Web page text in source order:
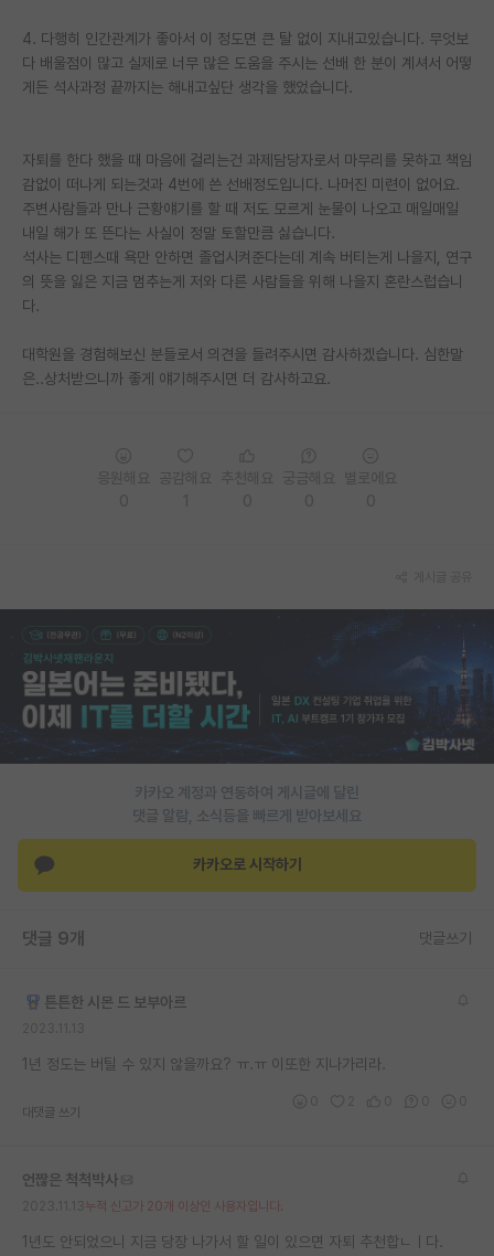
학술 정보 게시판
홍보 게시판
유학교육
이벤트
반도체 아카데미
재팬라운지 🌸
4. 다행히 인간관계가 좋아서 이 정도면 큰 탈 없이 지내고있습니다. 무엇보
다 배울점이 많고 실제로 너무 많은 도움을 주시는 선배 한 분이 계셔서 어떻
게든 석사과정 끝까지는 해내고싶단 생각을 했었습니다.
자퇴를 한다 했을 때 마음에 걸리는건 과제담당자로서 마무리를 못하고 책임
감없이 떠나게 되는것과 4번에 쓴 선배정도입니다. 나머진 미련이 없어요.
주변사람들과 만나 근황얘기를 할 때 저도 모르게 눈물이 나오고 매일매일
내일 해가 또 뜬다는 사실이 정말 토할만큼 싫습니다.
석사는 디펜스때 욕만 안하면 졸업시켜준다는데 계속 버티는게 나을지, 연구
의 뜻을 잃은 지금 멈추는게 저와 다른 사람들을 위해 나을지 혼란스럽습니
다.
대학원을 경험해보신 분들로서 의견을 들려주시면 감사하겠습니다. 심한말
은..상처받으니까 좋게 얘기해주시면 더 감사하고요.
카카오 계정과 연동하여 게시글에 달린
댓글 알람, 소식등을 빠르게 받아보세요
카카오로 시작하기
댓글 9개 댓글쓰기
튼튼한 시몬 드 보부아르
1년 정도는 버틸 수 있지 않을까요? ㅠ.ㅠ 이또한 지나가리라.
대댓글 쓰기
언짢은 척척박사
누적 신고가 20개 이상인 사용자입니다.
1년도 안되었으니 지금 당장 나가서 할 일이 있으면 자퇴 추천합ㄴㅣ다.